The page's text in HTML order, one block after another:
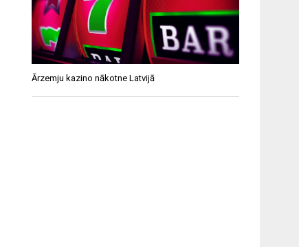
Ārzemju kazino nākotne Latvijā